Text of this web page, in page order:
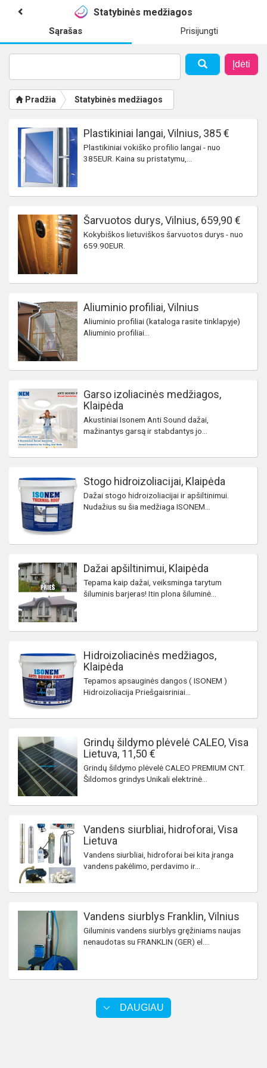
Statybinės medžiagos
Sąrašas Prisijungti
Įdėti
Pradžia Statybinės medžiagos
Plastikiniai langai, Vilnius, 385 €
Plastikiniai vokiško profilio langai - nuo
385EUR. Kaina su pristatymu,...
Šarvuotos durys, Vilnius, 659,90 €
Kokybiškos lietuviškos šarvuotos durys - nuo
659.90EUR.
Aliuminio profiliai, Vilnius
Aliuminio profiliai (kataloga rasite tinklapyje)
Aliuminio profiliai...
Garso izoliacinės medžiagos,
Klaipėda
Akustiniai Isonem Anti Sound dažai,
mažinantys garsą ir stabdantys jo...
Stogo hidroizoliacijai, Klaipėda
Dažai stogo hidroizoliacijai ir apšiltinimui.
Nudažius su šia medžiaga ISONEM...
Dažai apšiltinimui, Klaipėda
Tepama kaip dažai, veiksminga tarytum
šiluminis barjeras! Itin plona šiluminė...
Hidroizoliacinės medžiagos,
Klaipėda
Tepamos apsauginės dangos ( ISONEM )
Hidroizoliacija Priešgaisriniai...
Grindų šildymo plėvelė CALEO, Visa
Lietuva, 11,50 €
Grindų šildymo plėvelė CALEO PREMIUM CNT.
Šildomos grindys Unikali elektrinė...
Vandens siurbliai, hidroforai, Visa
Lietuva
Vandens siurbliai, hidroforai bei kita įranga
vandens pakėlimo, perdavimo ir...
Vandens siurblys Franklin, Vilnius
Giluminis vandens siurblys gręžiniams naujas
nenaudotas su FRANKLIN (GER) el....
DAUGIAU